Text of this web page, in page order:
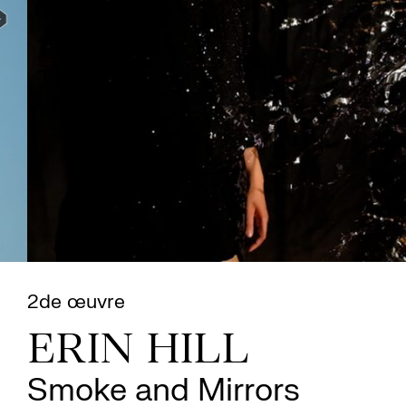
2de œuvre
ERIN HILL
Smoke and Mirrors